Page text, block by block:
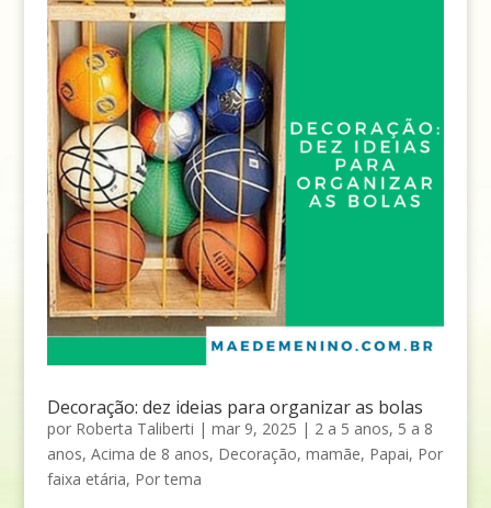
Decoração: dez ideias para organizar as bolas
por Roberta Taliberti | mar 9, 2025 | 2 a 5 anos, 5 a 8
anos, Acima de 8 anos, Decoração, mamãe, Papai, Por
faixa etária, Por tema